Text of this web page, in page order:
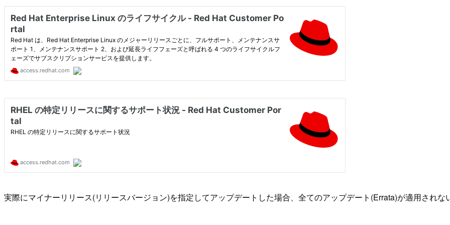
実際にマイナーリリース(リリースバージョン)を指定してアップデートした場合、全てのアップデート(Errata)が適用されな